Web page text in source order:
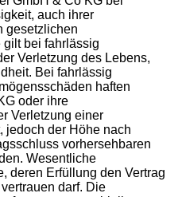
auch ihrer
gesetzlichen
gilt bei fahrlässig
Verletzung des Lebens,
Bei fahrlässig
haften
oder ihre
Verletzung einer
jedoch der Höhe nach
vorhersehbaren
Wesentliche
deren Erfüllung den Vertrag
darf. Die